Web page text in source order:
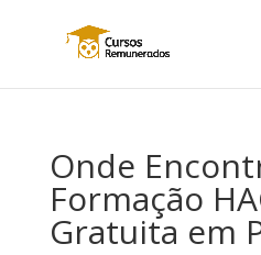
Onde
Formação
Gratuita em